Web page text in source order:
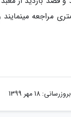
مراجعه
بروزرسانی: 18 مهر 1399